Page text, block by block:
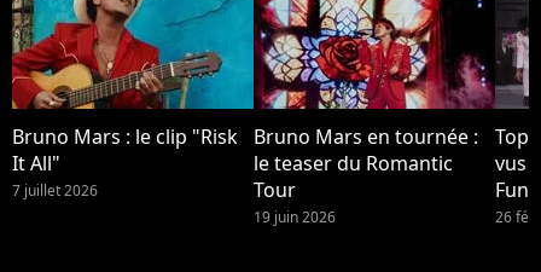
Bruno Mars : le clip "Risk
It All"
7 juillet 2026
Bruno Mars en tournée :
le teaser du Romantic
Tour
19 juin 2026
Top
vus
26